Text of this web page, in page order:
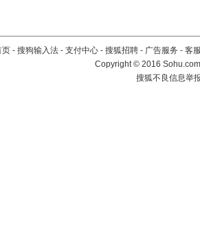
页 - 搜狗输入法 - 支付中心 - 搜狐招聘 - 广告服务 - 客
Copyright©2016
搜狐不良信息举